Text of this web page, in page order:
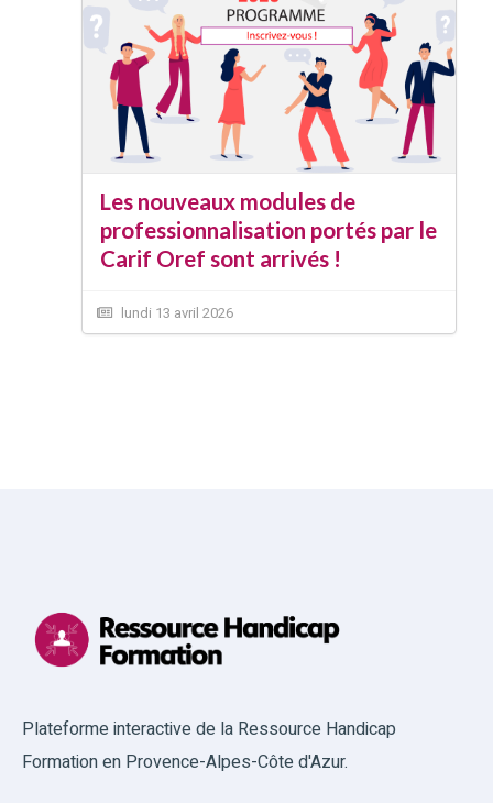
Les nouveaux modules de
professionnalisation portés par le
Carif Oref sont arrivés !
lundi 13 avril 2026
Plateforme interactive de la Ressource Handicap
Formation en Provence-Alpes-Côte d'Azur.